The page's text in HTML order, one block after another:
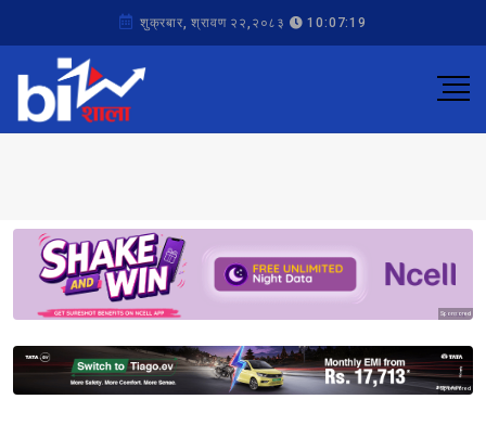
शुक्रबार, श्रावण २२,२०८३ 10:07:19
Sponsored
Sponsored